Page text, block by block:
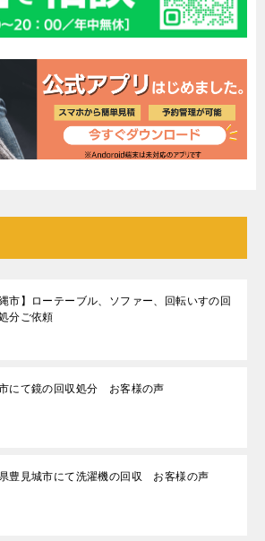
縄市】ローテーブル、ソファー、回転いすの回
分ご依頼
にて鏡の回収処分 お客様の声
豊見城市にて洗濯機の回収 お客様の声